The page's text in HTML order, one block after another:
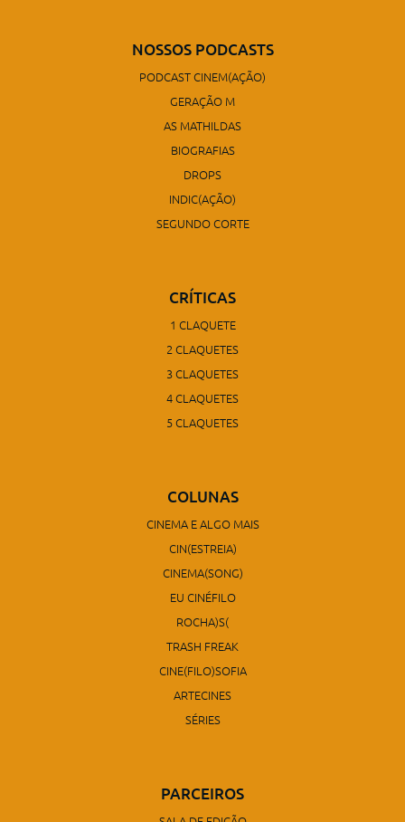
NOSSOS PODCASTS
PODCAST CINEM(AÇÃO)
GERAÇÃO M
AS MATHILDAS
BIOGRAFIAS
DROPS
INDIC(AÇÃO)
SEGUNDO CORTE
CRÍTICAS
1 CLAQUETE
2 CLAQUETES
3 CLAQUETES
4 CLAQUETES
5 CLAQUETES
COLUNAS
CINEMA E ALGO MAIS
CIN(ESTREIA)
CINEMA(SONG)
EU CINÉFILO
ROCHA)S(
TRASH FREAK
CINE(FILO)SOFIA
ARTECINES
SÉRIES
PARCEIROS